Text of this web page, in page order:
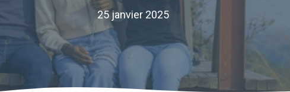
25 janvier 2025